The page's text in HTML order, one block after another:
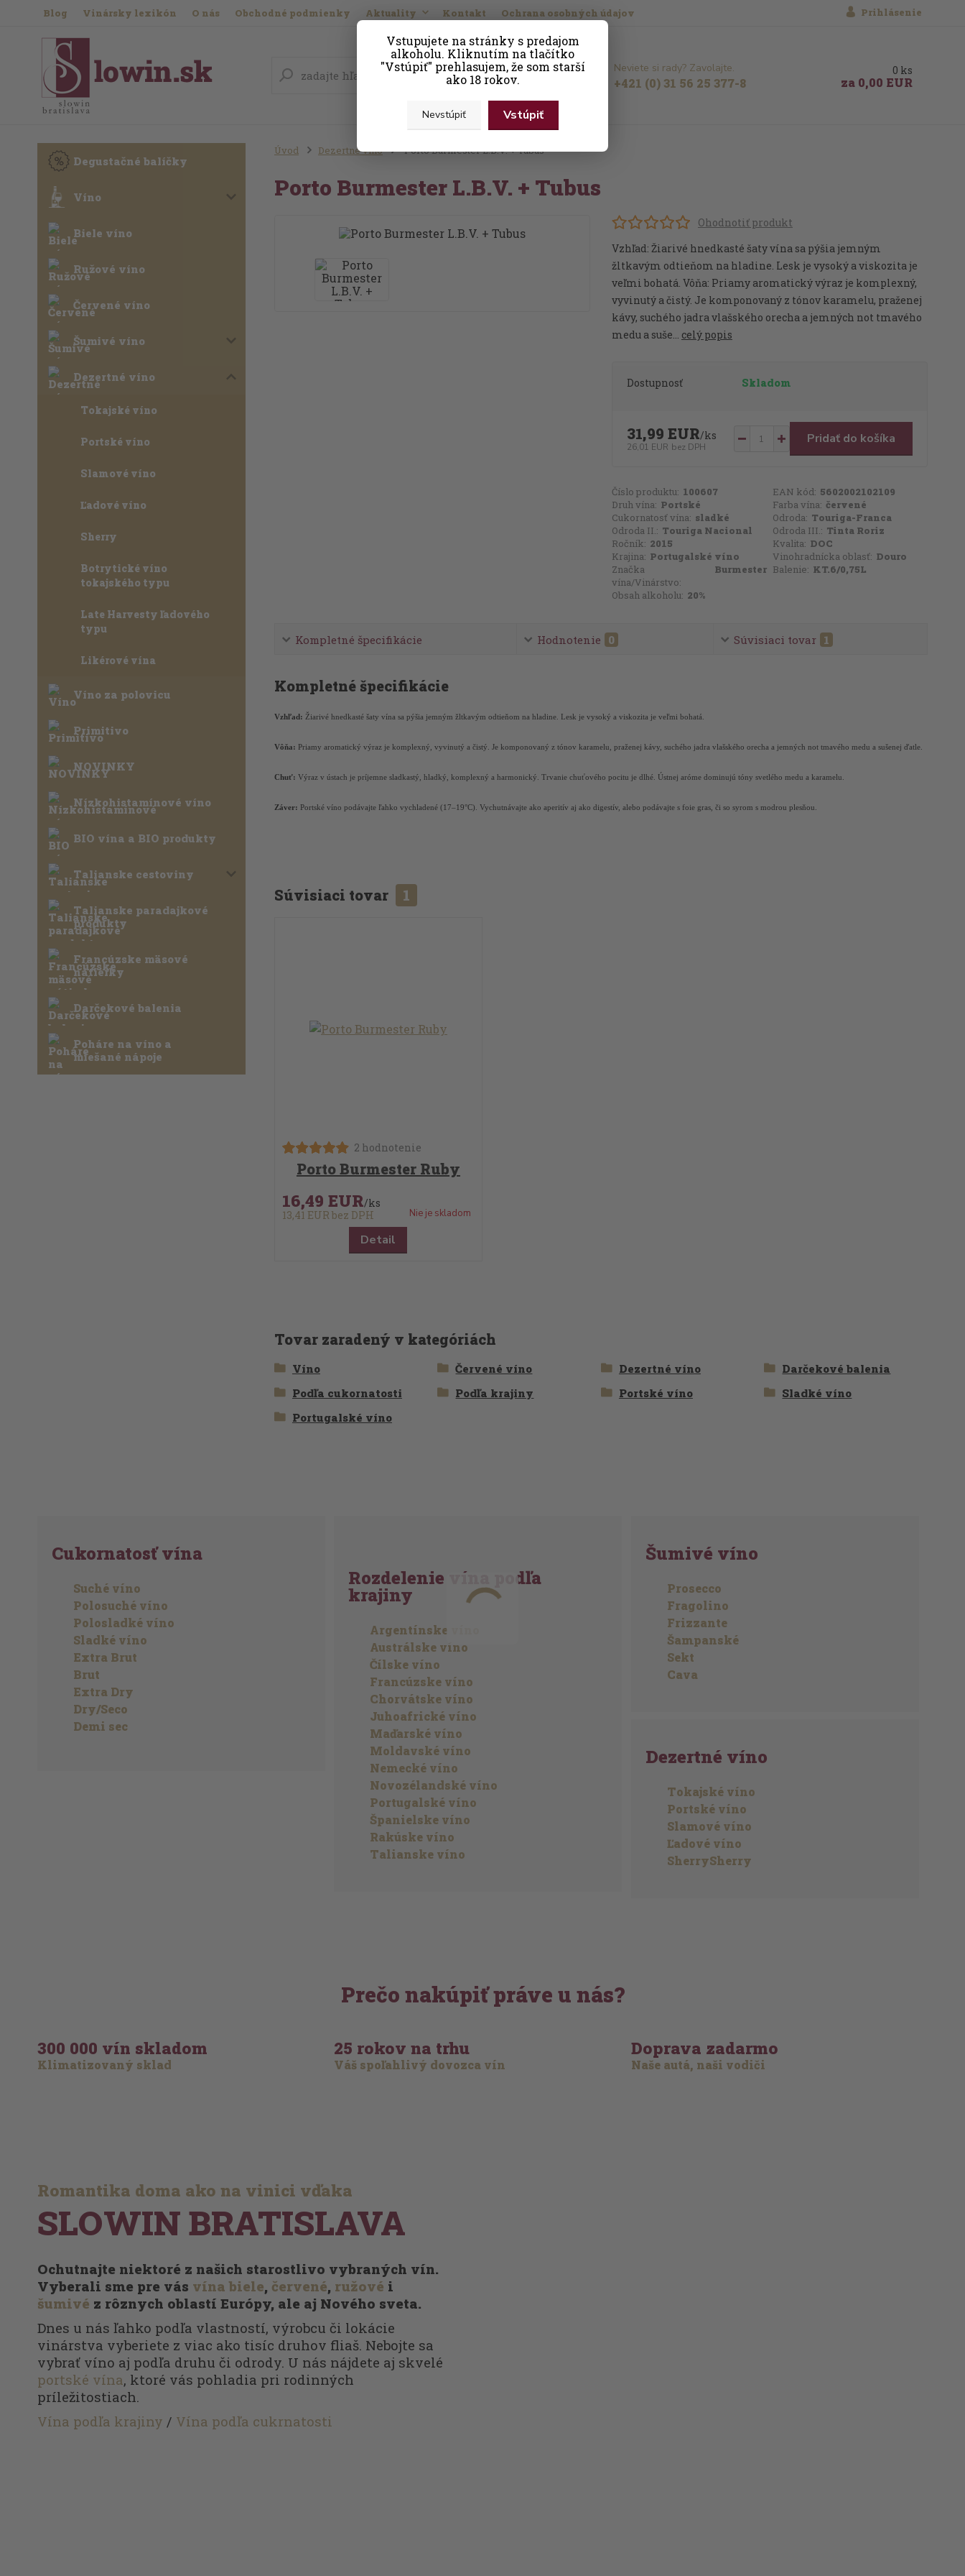
Vstupujete na stránky s predajom
alkoholu. Kliknutím na tlačítko
"Vstúpiť" prehlasujem, že som starší
ako 18 rokov.
Nevstúpiť Vstúpiť
Blog Vinársky lexikón O nás Obchodné podmienky Aktuality Kontakt Ochrana osobných údajov Prihlásenie
Hľadať Neviete si rady? Zavolajte.
+421 (0) 31 56 25 377-8
0 ks
za0,00 EUR
Degustačné balíčky
Víno
Biele víno
Ružové víno
Červené víno
Šumivé víno
Dezertné víno
Tokajské víno
Portské víno
Slamové víno
Ľadové víno
Sherry
Botrytické víno
tokajského typu
Late Harvesty ľadového
typu
Likérové vína
Víno za polovicu
Primitivo
NOVINKY
Nízkohistamínové víno
BIO vína a BIO produkty
Talianske cestoviny
Talianske paradajkové
produkty
Francúzske mäsové
nátierky
Darčekové balenia
Poháre na víno a
miešané nápoje
Úvod Dezertné víno Porto Burmester L.B.V. + Tubus
Porto Burmester L.B.V. + Tubus
Ohodnotiť produkt
Vzhľad: Žiarivé hnedkasté šaty vína sa pýšia jemným
žltkavým odtieňom na hladine. Lesk je vysoký a viskozita je
veľmi bohatá. Vôňa: Priamy aromatický výraz je komplexný,
vyvinutý a čistý. Je komponovaný z tónov karamelu, praženej
kávy, suchého jadra vlašského orecha a jemných not tmavého
medu a suše... celý popis
Dostupnosť Skladom
31,99 EUR/ks
26,01 EUR bez DPH
Pridať do košíka
Číslo produktu: 100607 EAN kód: 5602002102109
Druh vína: Portské Farba vína: červené
Cukornatosť vína: sladké Odroda: Touriga-Franca
Odroda II.: Touriga Nacional Odroda III.: Tinta Roriz
Ročník: 2015 Kvalita: DOC
Krajina: Portugalské víno Vinohradnícka oblasť: Douro
Značka
vína/Vinárstvo:
Burmester Balenie: KT.6/0,75L
Obsah alkoholu: 20%
Kompletné špecifikácie Hodnotenie 0 Súvisiaci tovar 1
Kompletné špecifikácie
Vzhľad: Žiarivé hnedkasté šaty vína sa pýšia jemným žltkavým odtieňom na hladine. Lesk je vysoký a viskozita je veľmi bohatá.
Vôňa: Priamy aromatický výraz je komplexný, vyvinutý a čistý. Je komponovaný z tónov karamelu, praženej kávy, suchého jadra vlašského orecha a jemných not tmavého medu a sušenej ďatle.
Chuť: Výraz v ústach je príjemne sladkastý, hladký, komplexný a harmonický. Trvanie chuťového pocitu je dlhé. Ústnej aróme dominujú tóny svetlého medu a karamelu.
Záver: Portské víno podávajte ľahko vychladené (17–19°C). Vychutnávajte ako aperitív aj ako digestív, alebo podávajte s foie gras, či so syrom s modrou plesňou.
Súvisiaci tovar 1
2 hodnotenie
Porto Burmester Ruby
16,49 EUR/ks
13,41 EUR bez DPH Nie je skladom
Detail
Tovar zaradený v kategóriách
Víno Červené víno Dezertné víno
Darčekové balenia
Podľa cukornatosti
Podľa krajiny Portské víno
Sladké víno
Portugalské víno
Cukornatosť vína
Suché víno
Polosuché víno
Polosladké víno
Sladké víno
Extra Brut
Brut
Extra Dry
Dry/Seco
Demi sec
Rozdelenie vína podľa
krajiny
Argentínske víno
Austrálske víno
Čílske víno
Francúzske víno
Chorvátske víno
Juhoafrické víno
Maďarské víno
Moldavské víno
Nemecké víno
Novozélandské víno
Portugalské víno
Španielske víno
Rakúske víno
Talianske víno
Šumivé víno
Prosecco
Fragolino
Frizzante
Šampanské
Sekt
Cava
Dezertné víno
Tokajské víno
Portské víno
Slamové víno
Ľadové víno
SherrySherry
Prečo nakúpiť práve u nás?
300 000 vín skladom
Klimatizovaný sklad
25 rokov na trhu
Váš spoľahlivý dovozca vín
Doprava zadarmo
Naše autá, naši vodiči
Romantika doma ako na vinici vďaka
SLOWIN BRATISLAVA
Ochutnajte niektoré z našich starostlivo vybraných vín.
Vyberali sme pre vás vína biele, červené, ružové i
šumivé z rôznych oblastí Európy, ale aj Nového sveta.
Dnes u nás ľahko podľa vlastností, výrobcu či lokácie
vinárstva vyberiete z viac ako tisíc druhov fliaš. Nebojte sa
vybrať víno aj podľa druhu či odrody. U nás nájdete aj skvelé
portské vína, ktoré vás pohladia pri rodinných
príležitostiach.
Vína podľa krajiny / Vína podľa cukrnatosti